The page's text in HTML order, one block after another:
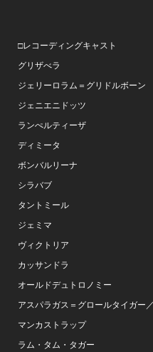
□レコーディングキャスト
グリザべラ
ジェリーロラム＝グリ
ジェニエニドッ
ランぺルティ
ディミータ
ボンバルリー
シラバブ
タントミール
ジェミマ
ヴィクトリ
カッサンドラ
オールドデュトロ
アスパラガス＝グロールタイガー
マンカストラ
ラム・タム・タ